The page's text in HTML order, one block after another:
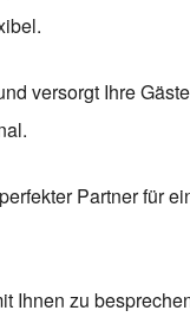
versorgt Ihre
Partner für
Ihnen zu